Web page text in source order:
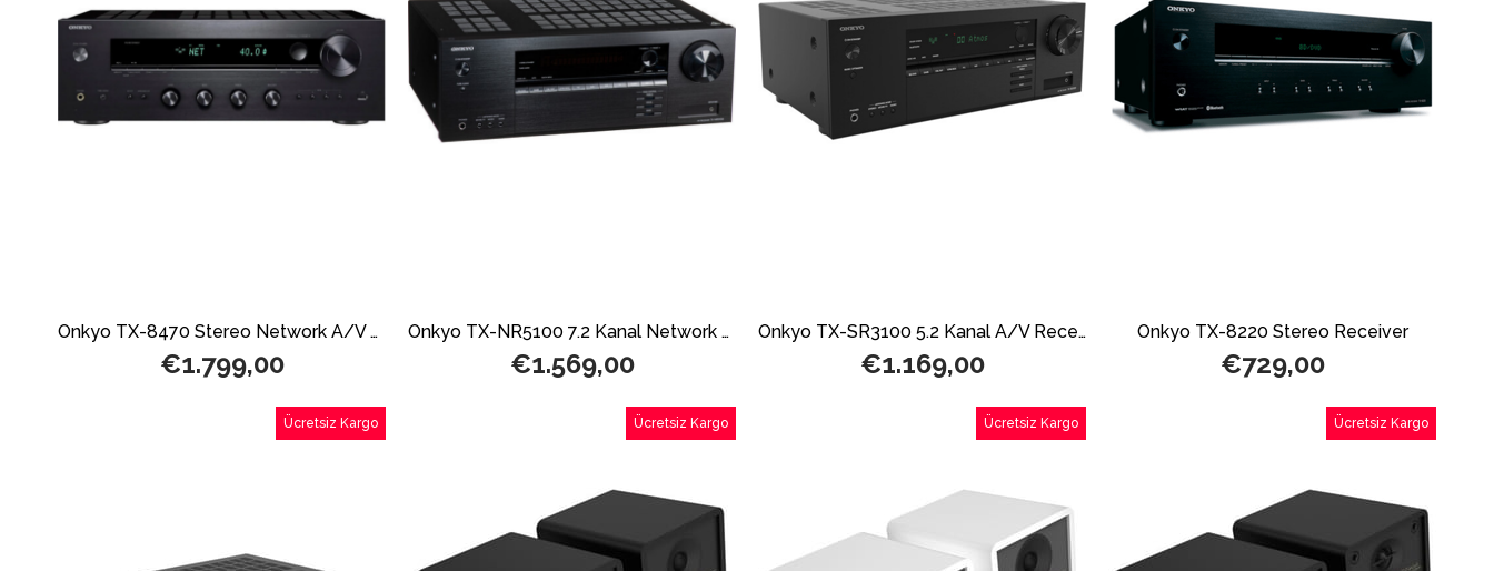
Onkyo TX-8470 Stereo Network A/V Alıcısı
€1.799,00
Onkyo TX-NR5100 7.2 Kanal Network A/V Receiver
€1.569,00
Onkyo TX-SR3100 5.2 Kanal A/V Receiver
€1.169,00
Onkyo TX-8220 Stereo Receiver
€729,00
Ücretsiz Kargo Ücretsiz Kargo Ücretsiz Kargo Ücretsiz Kargo